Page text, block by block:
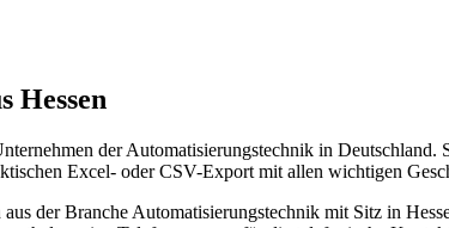
Hessen
der Automatisierungstechnik in
Excel- oder CSV-Export mit allen wichtigen
der Branche Automatisierungstechnik mit Sitz in